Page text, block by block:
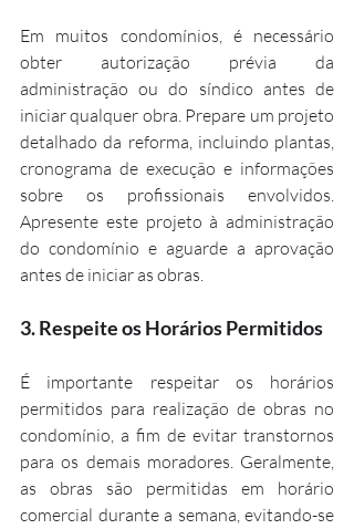
Em muitos condomínios, é necessário
obter autorização prévia da
administração ou do síndico antes de
iniciar qualquer obra. Prepare um projeto
detalhado da reforma, incluindo plantas,
cronograma de execução e informações
sobre os profissionais envolvidos.
Apresente este projeto à administração
do condomínio e aguarde a aprovação
antes de iniciar as obras.
3. Respeite os Horários Permitidos
É importante respeitar os horários
permitidos para realização de obras no
condomínio, a fim de evitar transtornos
para os demais moradores. Geralmente,
as obras são permitidas em horário
comercial durante a semana, evitando-se